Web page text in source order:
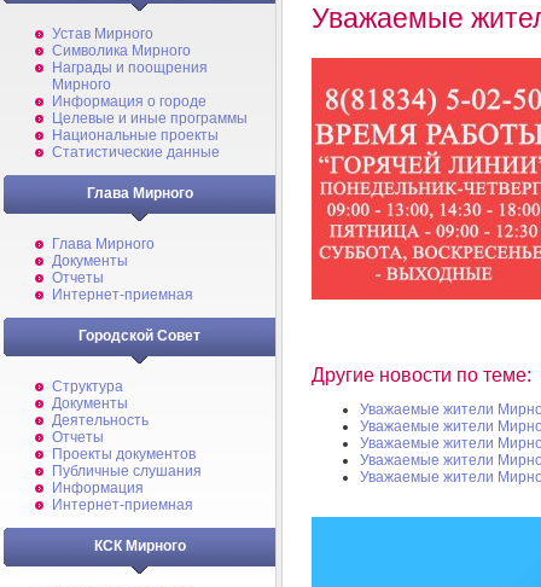
Устав Мирного
Символика Мирного
Награды и поощрения
Мирного
Информация о городе
Целевые и иные программы
Национальные проекты
Статистические данные
Глава Мирного
Глава Мирного
Документы
Отчеты
Интернет-приемная
Городской Совет
Структура
Документы
Деятельность
Отчеты
Проекты документов
Публичные слушания
Информация
Интернет-приемная
КСК Мирного
Уважаемые
Другие новости по теме:
Уважаемые жители
Уважаемые жители
Уважаемые жители
Уважаемые жители
Уважаемые жители